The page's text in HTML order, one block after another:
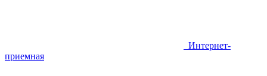
Интернет-
приемная